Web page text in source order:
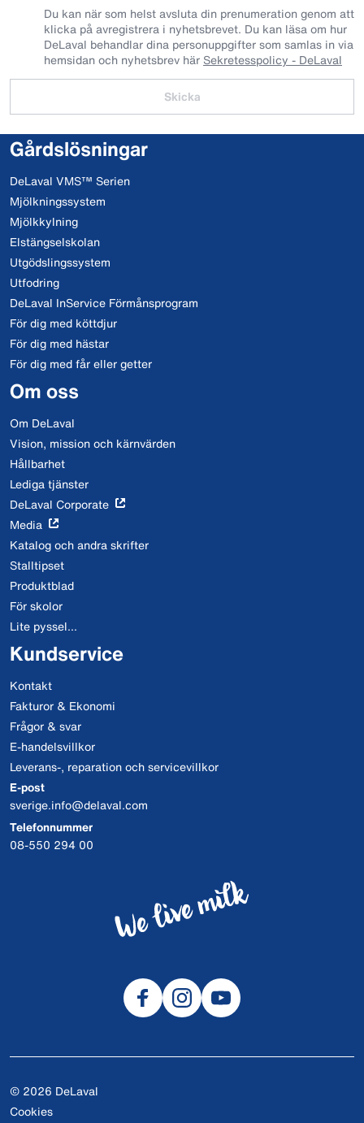
Du kan när som helst avsluta din prenumeration genom att
klicka på avregistrera i nyhetsbrevet. Du kan läsa om hur
DeLaval behandlar dina personuppgifter som samlas in via
hemsidan och nyhetsbrev här Sekretesspolicy - DeLaval
Skicka
Gårdslösningar
DeLaval VMS™ Serien
Mjölkningssystem
Mjölkkylning
Elstängselskolan
Utgödslingssystem
Utfodring
DeLaval InService Förmånsprogram
För dig med köttdjur
För dig med hästar
För dig med får eller getter
Om oss
Om DeLaval
Vision, mission och kärnvärden
Hållbarhet
Lediga tjänster
DeLaval Corporate
Media
Katalog och andra skrifter
Stalltipset
Produktblad
För skolor
Lite pyssel...
Kundservice
Kontakt
Fakturor & Ekonomi
Frågor & svar
E-handelsvillkor
Leverans-, reparation och servicevillkor
E-post
sverige.info@delaval.com
Telefonnummer
08-550 294 00
© 2026 DeLaval
Cookies